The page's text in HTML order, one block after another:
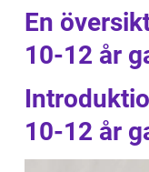
En
10-12 år
10-12 år